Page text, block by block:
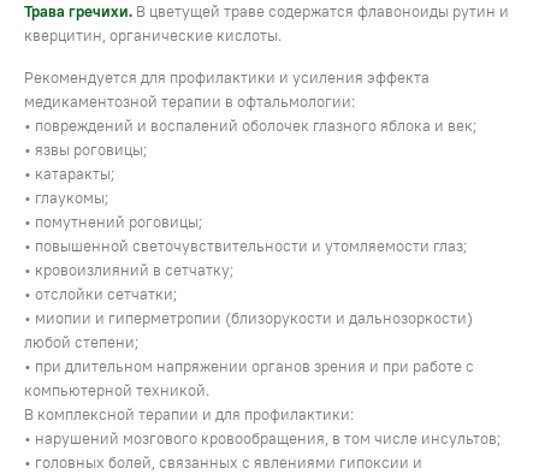
Трава гречихи. В цветущей траве содержатся флавоноиды рутин и
кверцитин, органические кислоты.
Рекомендуется для профилактики и усиления эффекта
медикаментозной терапии в офтальмологии:
• повреждений и воспалений оболочек глазного яблока и век;
• язвы роговицы;
• катаракты;
• глаукомы;
• помутнений роговицы;
• повышенной светочувствительности и утомляемости глаз;
• кровоизлияний в сетчатку;
• отслойки сетчатки;
• миопии и гиперметропии (близорукости и дальнозоркости)
любой степени;
• при длительном напряжении органов зрения и при работе с
компьютерной техникой.
В комплексной терапии и для профилактики:
• нарушений мозгового кровообращения, в том числе инсультов;
• головных болей, связанных с явлениями гипоксии и